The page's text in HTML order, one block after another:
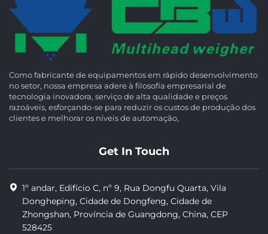
Como fabricante de equipamentos em rápido desenvolvimento
no setor, nossa empresa adere à filosofia empresarial de
tecnologia inovadora, serviço de alta qualidade e preços
razoáveis, esforçando-se para reduzir os custos de produção dos
clientes e melhorar os níveis de automação,
Get In Touch
1º andar, Edifício C, nº 9, Rua Dongfu Quarta, Vila
Dongheping, Cidade de Dongfeng, Cidade de
Zhongshan, Província de Guangdong, China, CEP
528425